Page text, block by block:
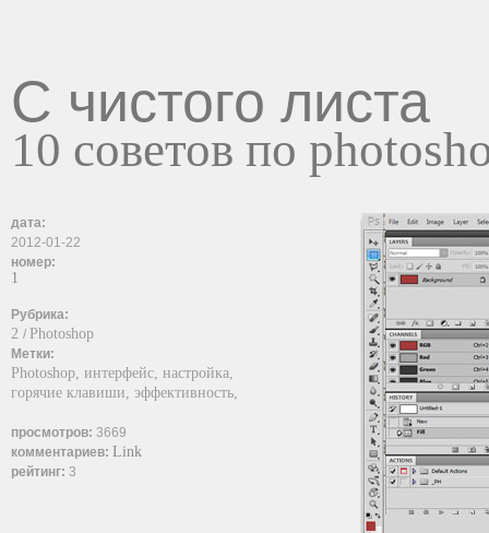
С чистого листа
10 советов по
дата:
2012-01-22
номер:
1
Рубрика:
2 / Photoshop
Метки:
Photoshop, интерфейс, настройка,
горячие клавиши, эффективность,
просмотров: 3669
комментариев: Link
рейтинг: 3